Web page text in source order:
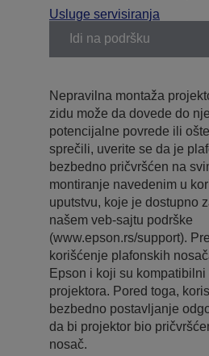
Usluge servisiranja
Idi na podršku
Nepravilna montaža
zidu može da dovede do
potencijalne povrede ili
sprečili, uverite se da je
bezbedno pričvršćen na
montiranje navedenim u
uputstvu, koje je dostupno
našem veb-sajtu podrške
(www.epson.rs/support).
korišćenje plafonskih
Epson i koji su
projektora. Pored toga,
bezbedno postavljanje
da bi projektor bio
nosač.